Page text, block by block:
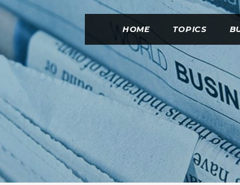
HOME TOPICS